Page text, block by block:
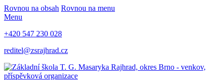
Rovnou na obsah Rovnou na menu
Menu
+420 547 230 028
reditel@zsrajhrad.cz